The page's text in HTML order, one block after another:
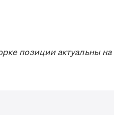
позиции актуальны